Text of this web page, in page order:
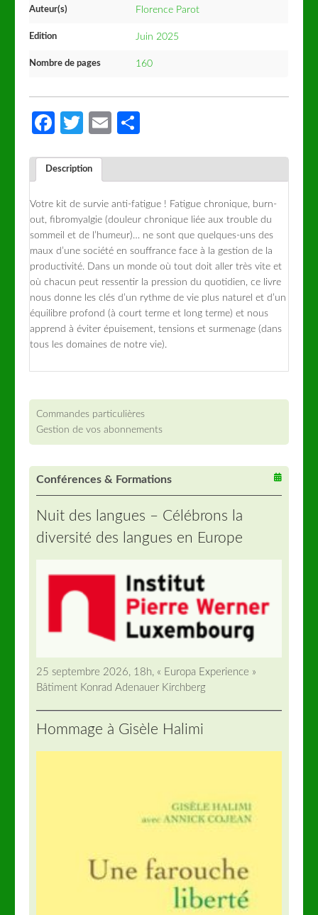
Auteur(s) Florence Parot
Edition Juin 2025
Nombre de pages 160
Facebook
Twitter
Email
Description
Votre kit de survie anti-fatigue ! Fatigue chronique, burn-
out, fibromyalgie (douleur chronique liée aux trouble du
sommeil et de l’humeur)… ne sont que quelques-uns des
maux d’une société en souffrance face à la gestion de la
productivité. Dans un monde où tout doit aller très vite et
où chacun peut ressentir la pression du quotidien, ce livre
nous donne les clés d’un rythme de vie plus naturel et d’un
équilibre profond (à court terme et long terme) et nous
apprend à éviter épuisement, tensions et surmenage (dans
tous les domaines de notre vie).
Commandes particulières
Gestion de vos abonnements
Conférences & Formations
Nuit des langues – Célébrons la
diversité des langues en Europe
25 septembre 2026, 18h, « Europa Experience »
Bâtiment Konrad Adenauer Kirchberg
Hommage à Gisèle Halimi